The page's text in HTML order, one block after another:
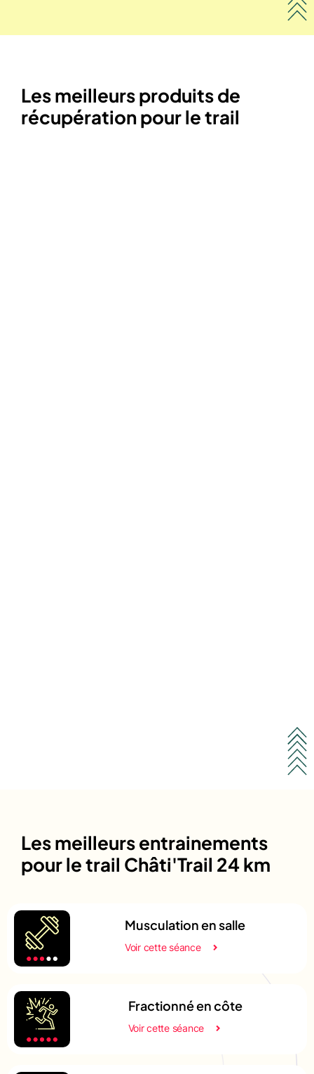
Les meilleurs produits de
récupération pour le trail
Les meilleurs entrainements
pour le trail Châti'Trail 24 km
Musculation en salle
Voir cette séance
Fractionné en côte
Voir cette séance